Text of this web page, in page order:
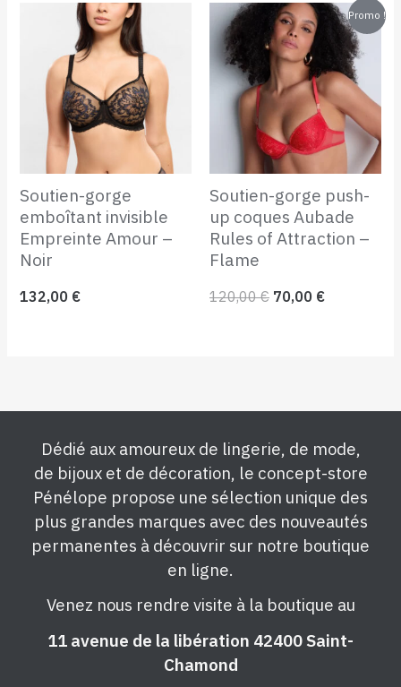
Soutien-gorge
emboîtant invisible
Empreinte Amour –
Noir
132,00 €
Promo !
Soutien-gorge push-
up coques Aubade
Rules of Attraction –
Flame
120,00€
Le
prix
initial
était :
120,00 €.
70,00 €
Le
prix
actuel
est :
70,00 €.
Dédié aux amoureux de lingerie, de mode,
de bijoux et de décoration, le concept-store
Pénélope propose une sélection unique des
plus grandes marques avec des nouveautés
permanentes à découvrir sur notre boutique
en ligne.
Venez nous rendre visite à la boutique au
11 avenue de la libération 42400 Saint-
Chamond